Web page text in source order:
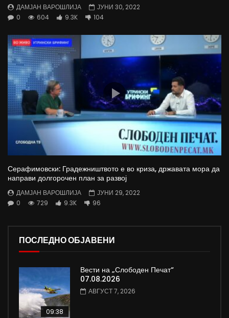
ДАМЈАН ВАРОШЛИЈА
ЈУНИ 30, 2022
0
604 9.3K 104
Серафимовски: Градежништвото е во криза, државата мора да
направи долгорочен план за развој
ДАМЈАН ВАРОШЛИЈА
ЈУНИ 29, 2022
0
729 9.3K 96
ПОСЛЕДНО ОБЈАВЕНИ
09:38
Вести на „Слободен Печат“
07.08.2026
АВГУСТ 7, 2026